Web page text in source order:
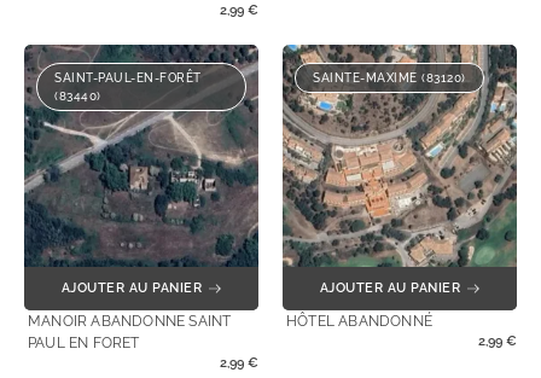
2,99 €
SAINT-PAUL-EN-FORÊT
(83440)
AJOUTER AU PANIER
MANOIR ABANDONNE SAINT
PAUL EN FORET
2,99 €
SAINTE-MAXIME (83120)
AJOUTER AU PANIER
HÔTEL ABANDONNÉ
2,99 €